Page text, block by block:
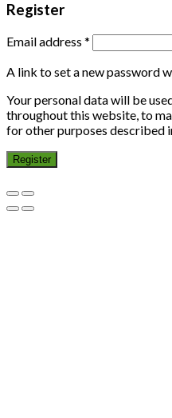
Register
Email address *
A link to set a new password
Your personal data will be
throughout this website, to
for other purposes described
Register